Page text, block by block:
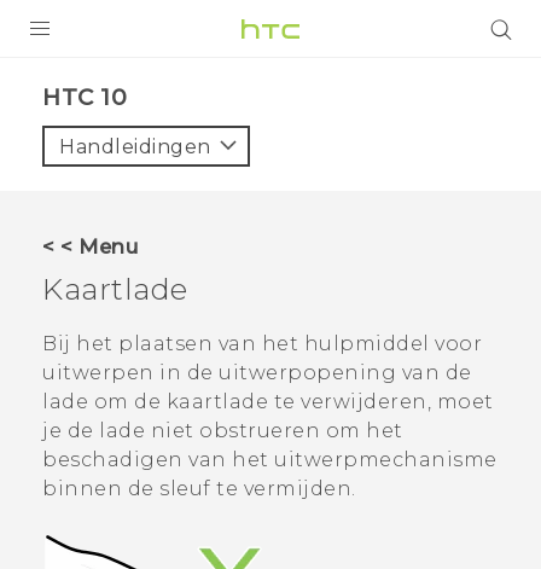
VIVE
HTC Club
SUPPORT
HTC-apparaten & -accessoires
VIVERSE
Aanmelden
HTC 10‎
Handleidingen
< < Menu
Kaartlade
Bij het plaatsen van het hulpmiddel voor
uitwerpen in de uitwerpopening van de
lade om de kaartlade te verwijderen, moet
je de lade niet obstrueren om het
beschadigen van het uitwerpmechanisme
binnen de sleuf te vermijden.